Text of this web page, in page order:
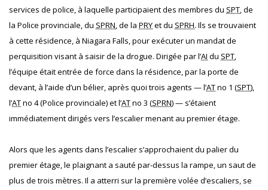
services de police, à laquelle participaient des membres du SPT, de
la Police provinciale, du SPRN, de la PRYet du SPRH. Ils se trouvaient
à cette résidence, à Niagara Falls, pour exécuter un mandat de
perquisition visant à saisir de la drogue. Dirigée par l’AI du SPT,
l’équipe était entrée de force dans la résidence, par la porte de
devant, à l’aide d’un bélier, après quoi trois agents — l’ATno 1 (SPT),
l’ATno 4 (Police provinciale) et l’ATno 3 (SPRN) — s’étaient
immédiatement dirigés vers l’escalier menant au premier étage.
Alors que les agents dans l’escalier s’approchaient du palier du
premier étage, le plaignant a sauté par-dessus la rampe, un saut de
plus de trois mètres. Il a atterri sur la première volée d’escaliers, se